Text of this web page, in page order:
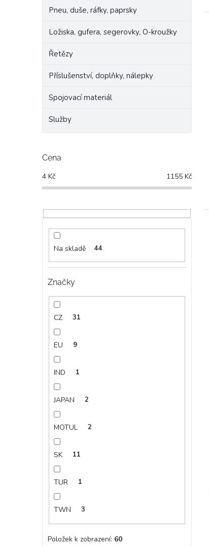
Pneu, duše, ráfky, paprsky
Ložiska, gufera, segerovky, O-kroužky
Řetězy
Příslušenství, doplňky, nálepky
Spojovací materiál
Služby
Cena
4 Kč 1155 Kč
Na skladě 44
Značky
CZ 31
EU 9
IND 1
JAPAN 2
MOTUL 2
SK 11
TUR 1
TWN 3
Položek k zobrazení: 60